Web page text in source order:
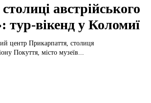
австрійського
тур-вікенд у Коломиї
центр Прикарпаття, столиця
Покуття, місто музеїв...